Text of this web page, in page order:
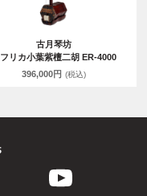
古月琴坊
リカ小葉紫檀二胡 ER-4000
396,000円 (税込)